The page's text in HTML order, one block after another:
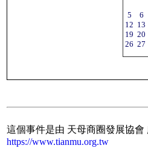
5
6
12 13
19 20
26 27
這個事件是由 天母商圈發展協會
https://www.tianmu.org.tw